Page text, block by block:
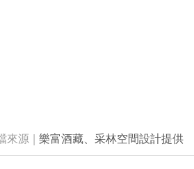
樂富酒藏、采林空間設計提供